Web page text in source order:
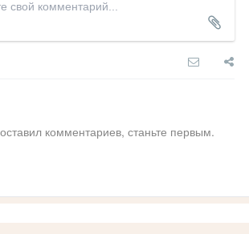
комментариев, станьте первым.